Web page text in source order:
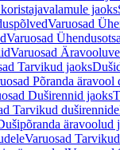
jaoks
Varuosad
Varuosad
Varuosad
Tarvikud jaoks
Põranda äravool
Duširennid jaoks
Tarvikud
äravoolud
Varuosad